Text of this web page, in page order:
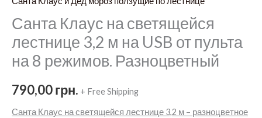
Санта Клаус на светящейся
лестнице 3,2 м на USB от пульта
на 8 режимов. Разноцветный
790,00грн. + Free Shipping
Санта Клаус на светящейся лестнице 3,2 м – разноцветное